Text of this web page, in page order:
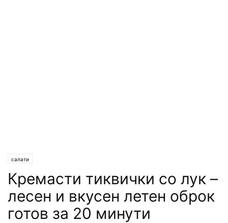
салати
Кремасти тиквички со лук –
лесен и вкусен летен оброк
готов за 20 минути